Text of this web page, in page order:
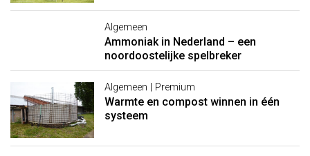
Algemeen
Ammoniak in Nederland – een
noordoostelijke spelbreker
Algemeen | Premium
Warmte en compost winnen in één
systeem